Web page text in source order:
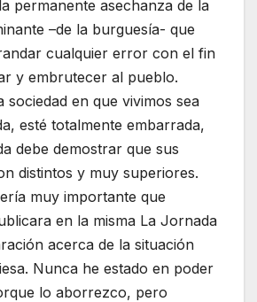
permanente asechanza de la
–de la burguesía- que
cualquier error con el fin
y embrutecer al pueblo.
sociedad en que vivimos sea
esté totalmente embarrada,
debe demostrar que sus
distintos y muy superiores.
muy importante que
en la misma La Jornada
acerca de la situación
Nunca he estado en poder
lo aborrezco, pero